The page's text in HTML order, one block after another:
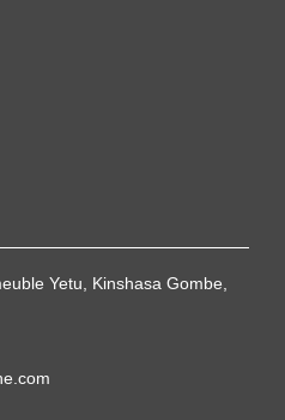
Yetu, Kinshasa Gombe,